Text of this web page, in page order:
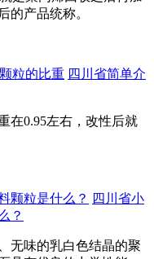
的产品统称。
四川省简单介
在0.95左右，改性后就
四川省小
？
无味的乳白色结晶的聚